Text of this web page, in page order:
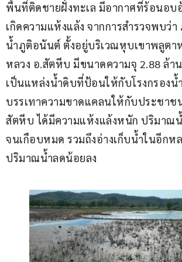
พื้นที่ติดชายฝั่งทะเล มีอากาศที่ร้อนอบ
เกิดความแห้งแล้ง จากการสำรวจพบว่า
น้ำภูติอนันต์ ตั้งอยู่บริเวณหุบเขาพลูตา
หลวง อ.สัตหีบ มีขนาดความจุ 2.88 ล้า
เป็นแหล่งน้ำดิบที่ป้อนให้กับโรงกรองน้
บรรเทาความขาดแคลนให้กับประชาช
สัตหีบ ได้มีความแห้งแล้งหนัก ปริมาณ
จนเกือบหมด รวมถึงอ่างเก็บน้ำในอีกห
ปริมาณน้ำลดน้อยลง